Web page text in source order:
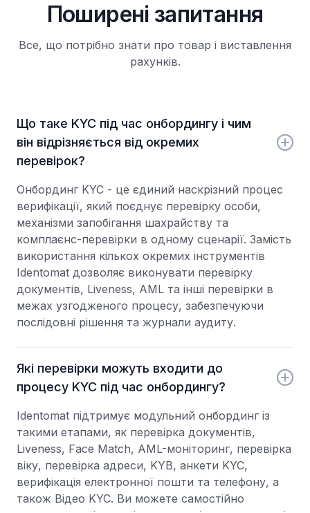
Поширені запитання
Все, що потрібно знати про товар і виставлення
рахунків.
Що таке KYC під час онбордингу і чим
він відрізняється від окремих
перевірок?
Онбординг KYC - це єдиний наскрізний процес
верифікації, який поєднує перевірку особи,
механізми запобігання шахрайству та
комплаєнс-перевірки в одному сценарії. Замість
використання кількох окремих інструментів
Identomat дозволяє виконувати перевірку
документів, Liveness, AML та інші перевірки в
межах узгодженого процесу, забезпечуючи
послідовні рішення та журнали аудиту.
Які перевірки можуть входити до
процесу KYC під час онбордингу?
Identomat підтримує модульний онбординг із
такими етапами, як перевірка документів,
Liveness, Face Match, AML-моніторинг, перевірка
віку, перевірка адреси, KYB, анкети KYC,
верифікація електронної пошти та телефону, а
також Відео KYC. Ви можете самостійно